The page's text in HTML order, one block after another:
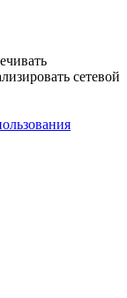
сетевой